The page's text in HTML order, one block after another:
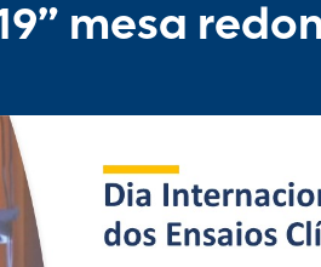
mesa